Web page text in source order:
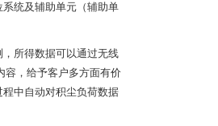
统及辅助单元（辅助单
所得数据可以通过无线
容，给予客户多方面有价
中自动对积尘负荷数据